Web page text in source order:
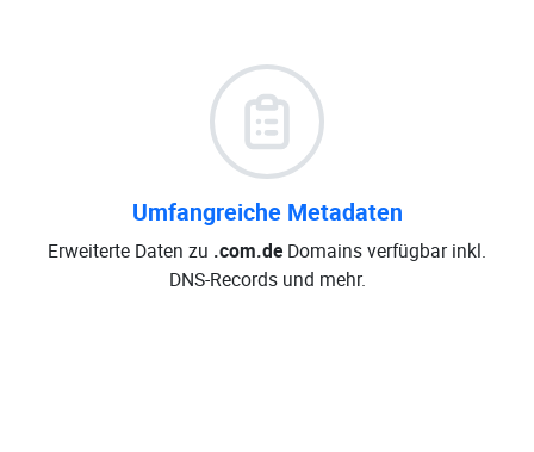
Umfangreiche Metadaten
Erweiterte Daten zu .com.de Domains verfügbar inkl.
DNS-Records und mehr.